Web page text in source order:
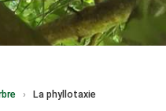
› La phyllotaxie